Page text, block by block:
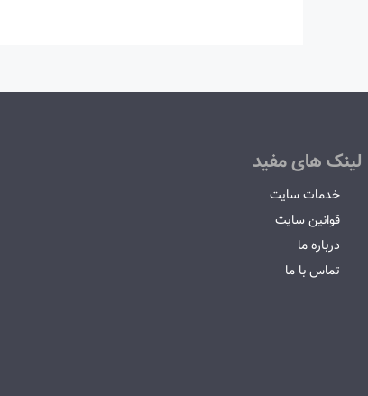
لینک های مفید
خدمات سایت
قوانین سایت
درباره ما
تماس با ما